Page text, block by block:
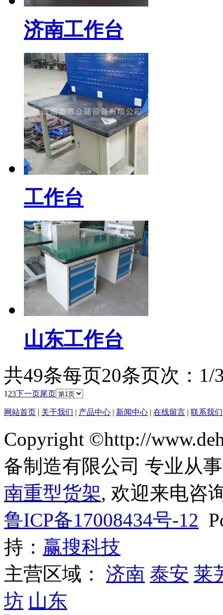
济南工作台
工作台
山东工作台
共49条每页20条页次：1/
123下一页尾页
网站首页 | 关于我们 | 产品中心 | 新闻中心 | 在线留言 | 联系我们
Copyright ©http://
备制造有限公司 专业从
南重型货架, 欢迎来电咨
鲁ICP备17008434号-12
持： 赢搜科技
主营区域： 济南 泰安 莱
坊 山东